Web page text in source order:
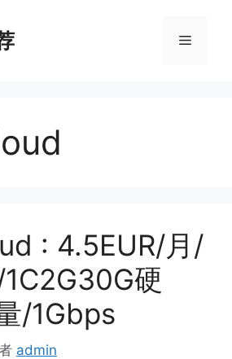
菜
: 4.5EUR/月/
硬
/1Gbps
admin